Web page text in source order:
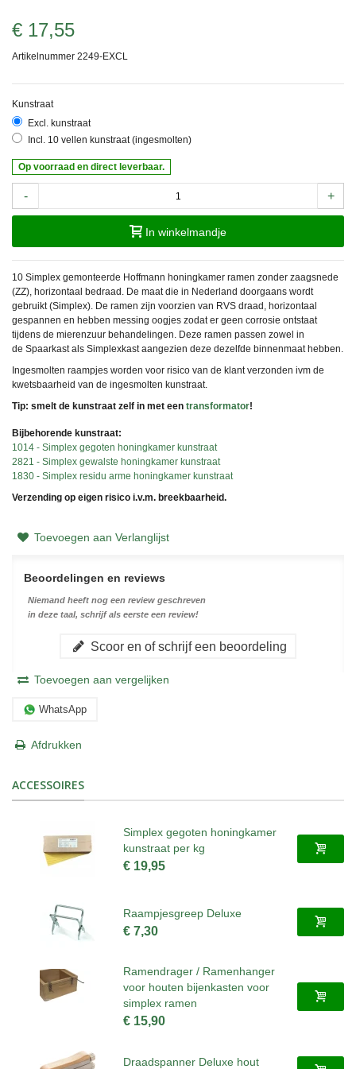
€ 17,55
Artikelnummer 2249-EXCL
Kunstraat
Excl. kunstraat
Incl. 10 vellen kunstraat (ingesmolten)
Op voorraad en direct leverbaar.
- +
In winkelmandje
10 Simplex gemonteerde Hoffmann honingkamer ramen zonder zaagsnede
(ZZ), horizontaal bedraad. De maat die in Nederland doorgaans wordt
gebruikt (Simplex). De ramen zijn voorzien van RVS draad, horizontaal
gespannen en hebben messing oogjes zodat er geen corrosie ontstaat
tijdens de mierenzuur behandelingen. Deze ramen passen zowel in
de Spaarkast als Simplexkast aangezien deze dezelfde binnenmaat hebben.
Ingesmolten raampjes worden voor risico van de klant verzonden ivm de
kwetsbaarheid van de ingesmolten kunstraat.
Tip: smelt de kunstraat zelf in met een transformator!
Bijbehorende kunstraat:
1014 - Simplex gegoten honingkamer kunstraat
2821 - Simplex gewalste honingkamer kunstraat
1830 - Simplex residu arme honingkamer kunstraat
Verzending op eigen risico i.v.m. breekbaarheid.
Toevoegen aan Verlanglijst
Beoordelingen en reviews
Niemand heeft nog een review geschreven
in deze taal, schrijf als eerste een review!
Scoor en of schrijf een beoordeling
Toevoegen aan vergelijken
WhatsApp
Afdrukken
ACCESSOIRES
Simplex gegoten honingkamer
kunstraat per kg
€ 19,95
Raampjesgreep Deluxe
€ 7,30
Ramendrager / Ramenhanger
voor houten bijenkasten voor
simplex ramen
€ 15,90
Draadspanner Deluxe hout